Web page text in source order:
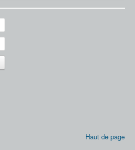
Haut de page